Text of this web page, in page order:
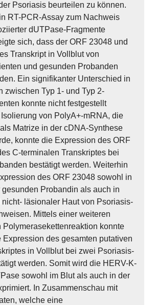
Psoriasis beurteilen zu können.
RT-PCR-Assay zum Nachweis
dUTPase-Fragmente
sich, dass der ORF 23048 und
Transkript in Vollblut von
und gesunden Probanden
Ein signifikanter Unterschied in
zwischen Typ 1- und Typ 2-
konnte nicht festgestellt
von PolyA+-mRNA, die
Matrize in der cDNA-Synthese
konnte die Expression des ORF
C-terminalen Transkriptes bei
bestätigt werden. Weiterhin
des ORF 23048 sowohl in
Probandin als auch in
nicht- läsionaler Haut von Psoriasis-
Mittels einer weiteren
Polymerasekettenreaktion konnte
des gesamten putativen
in Vollblut bei zwei Psoriasis-
werden. Somit wird die HERV-K-
sowohl im Blut als auch in der
In Zusammenschau mit
welche eine